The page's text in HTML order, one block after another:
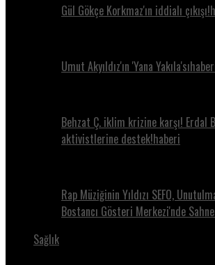
Gül Gökçe Korkmaz'ın iddialı
Umut Akyıldız'ın 'Yana
Behzat Ç. iklim krizine karşı! Erdal
aktivistlerine destek!haberi
Rap Müziğinin Yıldızı SEFO,
Bostancı Gösteri Merkezi'nde
Sağlık